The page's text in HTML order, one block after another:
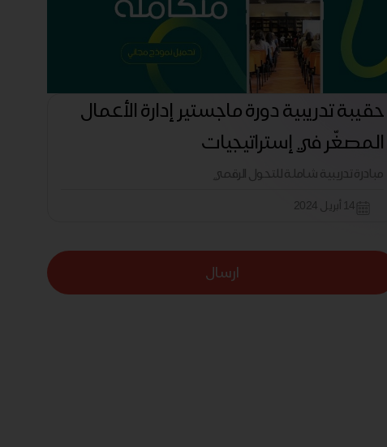
حقيبة تدريبية دورة ماجستير إدارة الأعمال
المصغّر في إستراتيجيات
مبادرة تدريبية شاملة للتحول الرقمي
14 أبريل 2024
ارسال